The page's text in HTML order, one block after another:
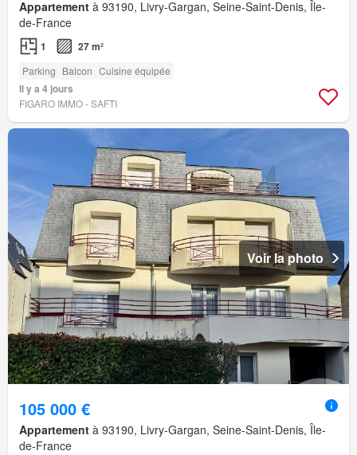
Appartement à 93190, Livry-Gargan, Seine-Saint-Denis, Île-
de-France
1 27 m²
Parking Balcon Cuisine équipée
Il y a 4 jours
FIGARO IMMO - SAFTI
Voir la photo
105 000 €
Appartement à 93190, Livry-Gargan, Seine-Saint-Denis, Île-
de-France